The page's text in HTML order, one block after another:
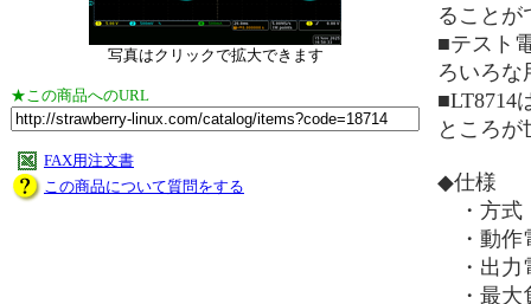
写真はクリックで拡大できます
★この商品へのURL
FAX用注文書
この商品について質問をする
ることが
■テスト
ろいろな
■LT8714
ところ
◆仕様
・方式
・動作
・出力
・最大